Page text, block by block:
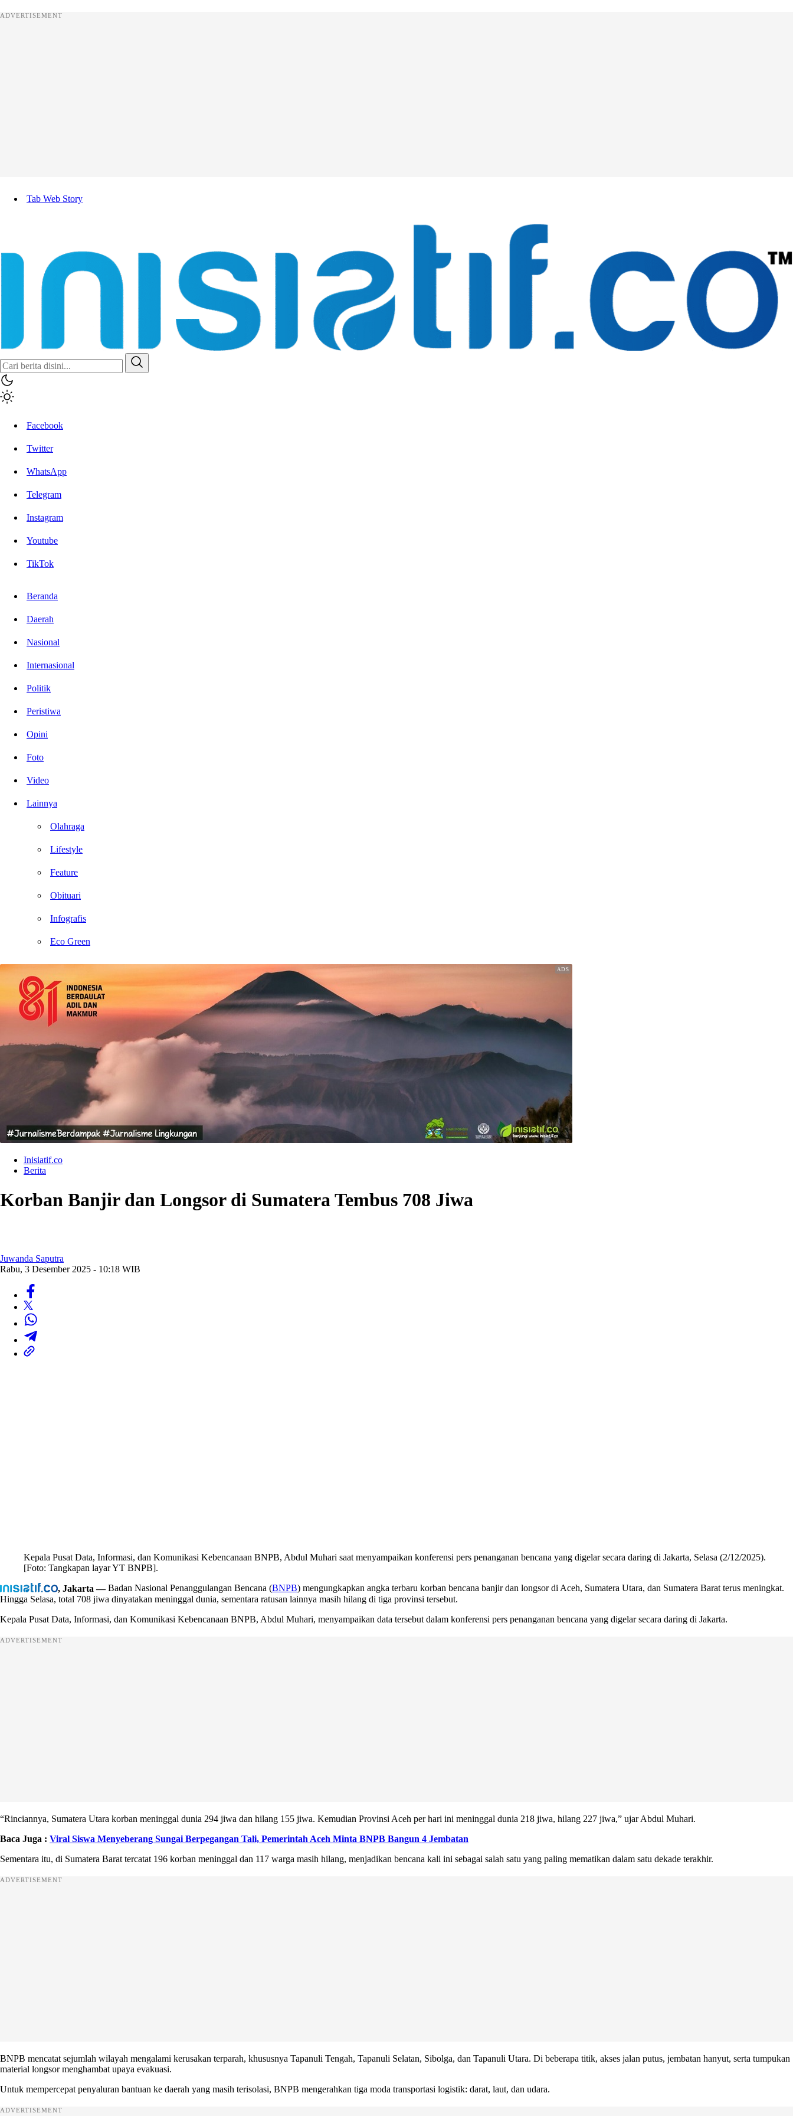
ADVERTISEMENT
Tab Web Story
Facebook
Twitter
WhatsApp
Telegram
Instagram
Youtube
TikTok
Beranda
Daerah
Nasional
Internasional
Politik
Peristiwa
Opini
Foto
Video
Lainnya
Olahraga
Lifestyle
Feature
Obituari
Infografis
Eco Green
Inisiatif.co
Berita
Korban Banjir dan Longsor di Sumatera Tembus 708 Jiwa
Juwanda Saputra
Rabu, 3 Desember 2025 - 10:18 WIB
Kepala Pusat Data, Informasi, dan Komunikasi Kebencanaan BNPB, Abdul Muhari saat menyampaikan konferensi pers penanganan bencana yang digelar secara daring di Jakarta, Selasa (2/12/2025).
[Foto: Tangkapan layar YT BNPB].
, Jakarta —Badan Nasional Penanggulangan Bencana (BNPB) mengungkapkan angka terbaru korban bencana banjir dan longsor di Aceh, Sumatera Utara, dan Sumatera Barat terus meningkat.
Hingga Selasa, total 708 jiwa dinyatakan meninggal dunia, sementara ratusan lainnya masih hilang di tiga provinsi tersebut.
Kepala Pusat Data, Informasi, dan Komunikasi Kebencanaan BNPB, Abdul Muhari, menyampaikan data tersebut dalam konferensi pers penanganan bencana yang digelar secara daring di Jakarta.
ADVERTISEMENT
“Rinciannya, Sumatera Utara korban meninggal dunia 294 jiwa dan hilang 155 jiwa. Kemudian Provinsi Aceh per hari ini meninggal dunia 218 jiwa, hilang 227 jiwa,” ujar Abdul Muhari.
Baca Juga : Viral Siswa Menyeberang Sungai Berpegangan Tali, Pemerintah Aceh Minta BNPB Bangun 4 Jembatan
Sementara itu, di Sumatera Barat tercatat 196 korban meninggal dan 117 warga masih hilang, menjadikan bencana kali ini sebagai salah satu yang paling mematikan dalam satu dekade terakhir.
ADVERTISEMENT
BNPB mencatat sejumlah wilayah mengalami kerusakan terparah, khususnya Tapanuli Tengah, Tapanuli Selatan, Sibolga, dan Tapanuli Utara. Di beberapa titik, akses jalan putus, jembatan hanyut, serta tumpukan
material longsor menghambat upaya evakuasi.
Untuk mempercepat penyaluran bantuan ke daerah yang masih terisolasi, BNPB mengerahkan tiga moda transportasi logistik: darat, laut, dan udara.
ADVERTISEMENT